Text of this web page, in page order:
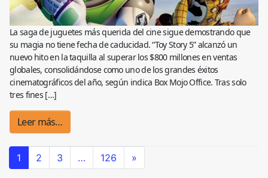
La saga de juguetes más querida del cine sigue demostrando que
su magia no tiene fecha de caducidad. “Toy Story 5” alcanzó un
nuevo hito en la taquilla al superar los $800 millones en ventas
globales, consolidándose como uno de los grandes éxitos
cinematográficos del año, según indica Box Mojo Office. Tras solo
tres fines […]
Leer más…
1 2 3 … 126 »